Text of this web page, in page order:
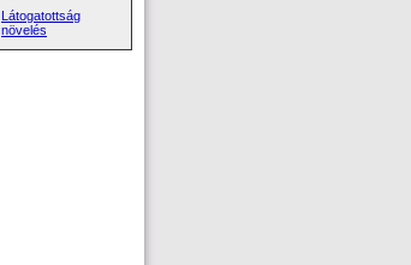
Látogatottság
növelés